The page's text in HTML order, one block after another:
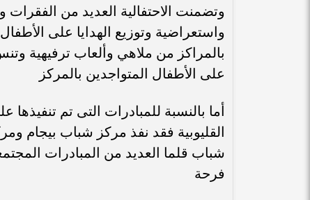
وتضمنت الاحتفالية العديد من الفقرات
واستعراضية وتوزيع الهدايا على
بالمراكز من ملاهي وألعاب ترفيهية
على الأطفال المتواجدين بالمركز
أما بالنسبة للمبادرات التى تم
القليوبية فقد نفذ مركز شباب
شباب قلما العديد من المبادرات
فرحة